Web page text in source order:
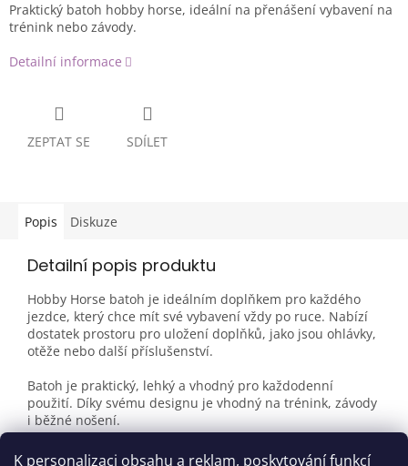
K personalizaci obsahu a reklam, poskytování funkcí
Praktický batoh hobby horse, ideální na přenášení vybavení na
trénink nebo závody.
Detailní informace
ZEPTAT SE SDÍLET
Popis Diskuze
Detailní popis produktu
Hobby Horse batoh je ideálním doplňkem pro každého
jezdce, který chce mít své vybavení vždy po ruce. Nabízí
dostatek prostoru pro uložení doplňků, jako jsou ohlávky,
otěže nebo další příslušenství.
Batoh je praktický, lehký a vhodný pro každodenní
použití. Díky svému designu je vhodný na trénink, závody
i běžné nošení.